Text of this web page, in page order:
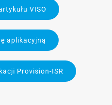
VISO
aplikacyjną
Provision-ISR